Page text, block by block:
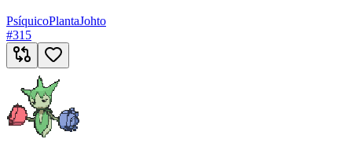
PsíquicoPlantaJohto
#315